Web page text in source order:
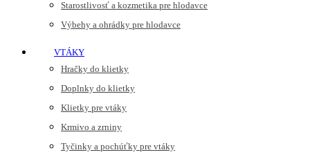
Starostlivosť a kozmetika pre hlodavce
Výbehy a ohrádky pre hlodavce
VTÁKY
Hračky do klietky
Doplnky do klietky
Klietky pre vtáky
Krmivo a zrniny
Tyčinky a pochúťky pre vtáky